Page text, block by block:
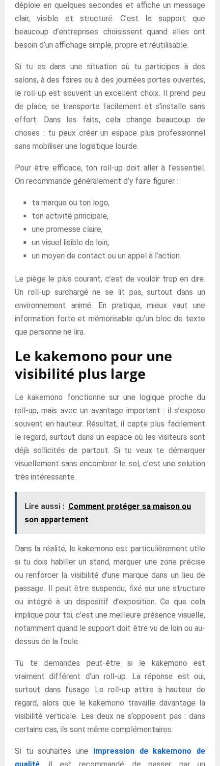
déploie en quelques secondes et affiche un message
clair, visible et structuré. C’est le support que
beaucoup d’entreprises choisissent quand elles ont
besoin d’un affichage simple, propre et réutilisable.
Si tu es dans une situation où tu participes à des
salons, à des foires ou à des journées portes ouvertes,
le roll-up est souvent un excellent choix. Il prend peu
de place, se transporte facilement et s’installe sans
effort. Dans les faits, cela change beaucoup de
choses : tu peux créer un espace plus professionnel
sans mobiliser une logistique lourde.
Pour être efficace, ton roll-up doit aller à l’essentiel.
On recommande généralement d’y faire figurer :
ta marque ou ton logo,
ton activité principale,
une promesse claire,
un visuel lisible de loin,
un moyen de contact ou un appel à l’action.
Le piège le plus courant, c’est de vouloir trop en dire.
Un roll-up surchargé ne se lit pas, surtout dans un
environnement animé. En pratique, mieux vaut une
information forte et mémorisable qu’un bloc de texte
que personne ne lira.
Le kakemono pour une
visibilité plus large
Le kakemono fonctionne sur une logique proche du
roll-up, mais avec un avantage important : il s’expose
souvent en hauteur. Résultat, il capte plus facilement
le regard, surtout dans un espace où les visiteurs sont
déjà sollicités de partout. Si tu veux te démarquer
visuellement sans encombrer le sol, c’est une solution
très intéressante.
Lire aussi : Comment protéger sa maison ou
son appartement
Dans la réalité, le kakemono est particulièrement utile
si tu dois habiller un stand, marquer une zone précise
ou renforcer la visibilité d’une marque dans un lieu de
passage. Il peut être suspendu, fixé sur une structure
ou intégré à un dispositif d’exposition. Ce que cela
implique pour toi, c’est une meilleure présence visuelle,
notamment quand le support doit être vu de loin ou au-
dessus de la foule.
Tu te demandes peut-être si le kakemono est
vraiment différent d’un roll-up. La réponse est oui,
surtout dans l’usage. Le roll-up attire à hauteur de
regard, alors que le kakemono travaille davantage la
visibilité verticale. Les deux ne s’opposent pas : dans
certains cas, ils sont même complémentaires.
Si tu souhaites une impression de kakemono de